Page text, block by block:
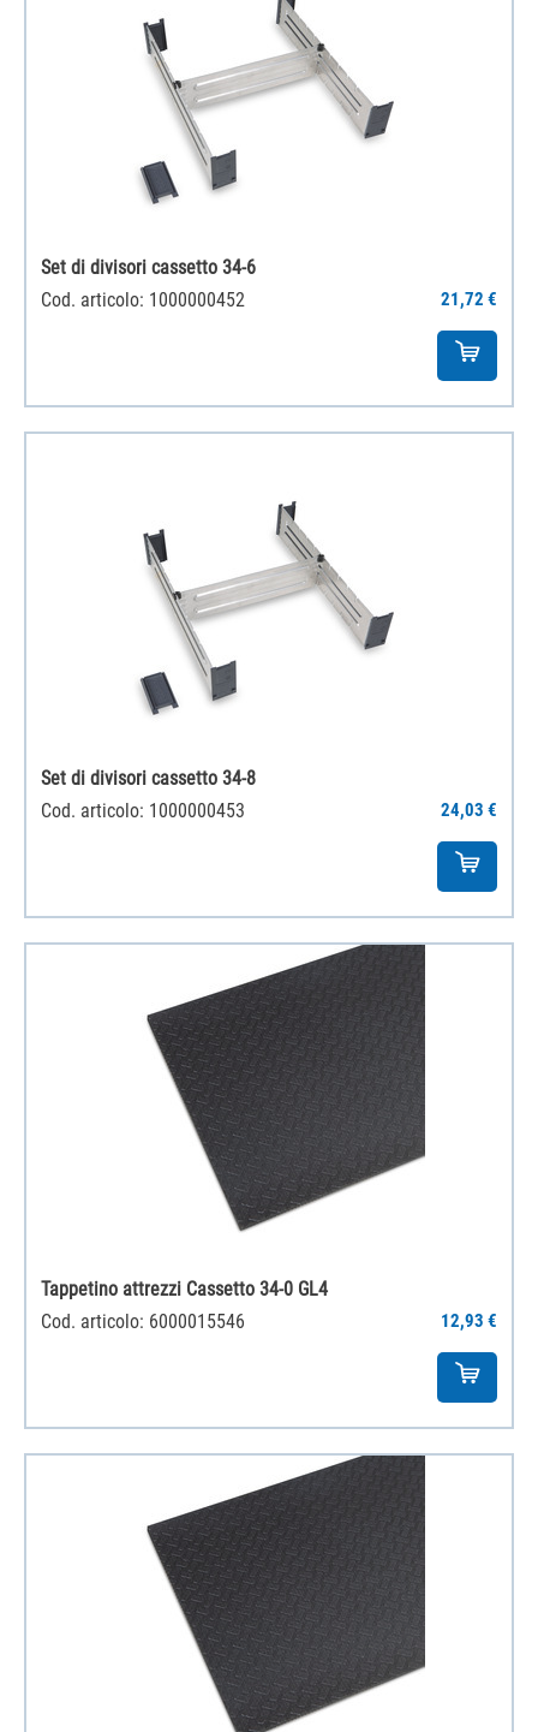
Set di divisori cassetto 34-6
Cod. articolo: 1000000452
21,72 €
Set di divisori cassetto 34-8
Cod. articolo: 1000000453
24,03 €
‌Tappetino attrezzi Cassetto 34-0 GL4
Cod. articolo: 6000015546
12,93 €